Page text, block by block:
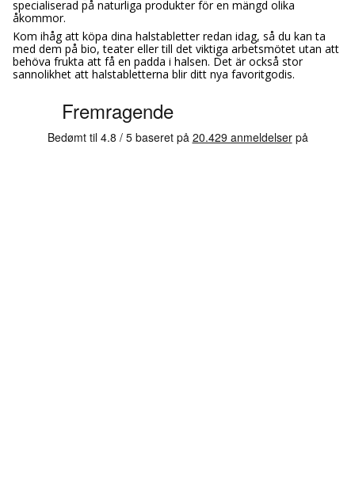
specialiserad på naturliga produkter för en mängd olika
åkommor.
Kom ihåg att köpa dina halstabletter redan idag, så du kan ta
med dem på bio, teater eller till det viktiga arbetsmötet utan att
behöva frukta att få en padda i halsen. Det är också stor
sannolikhet att halstabletterna blir ditt nya favoritgodis.